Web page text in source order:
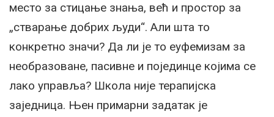
место за стицање знања, већ и простор за
„стварање добрих људи“. Али шта то
конкретно значи? Да ли је то еуфемизам за
необразоване, пасивне и појединце којима се
лако управља? Школа није терапијска
заједница. Њен примарни задатак је